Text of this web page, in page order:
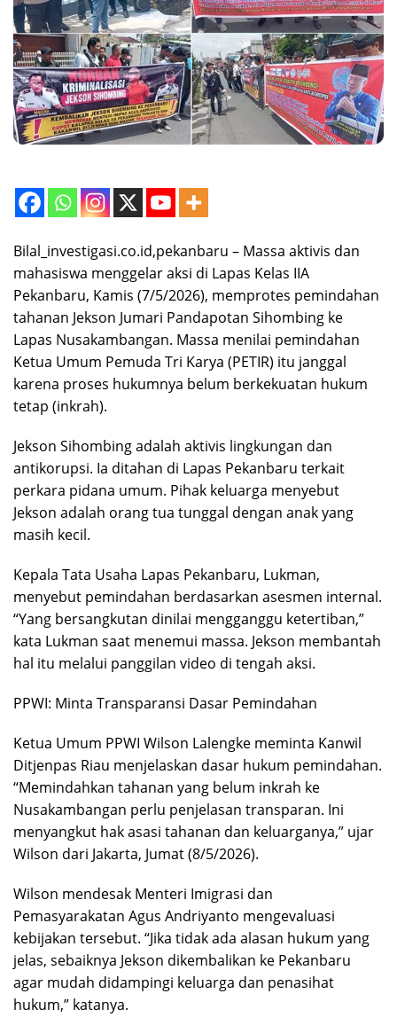
Bilal_investigasi.co.id,pekanbaru – Massa aktivis dan
mahasiswa menggelar aksi di Lapas Kelas IIA
Pekanbaru, Kamis (7/5/2026), memprotes pemindahan
tahanan Jekson Jumari Pandapotan Sihombing ke
Lapas Nusakambangan. Massa menilai pemindahan
Ketua Umum Pemuda Tri Karya (PETIR) itu janggal
karena proses hukumnya belum berkekuatan hukum
tetap (inkrah).
Jekson Sihombing adalah aktivis lingkungan dan
antikorupsi. Ia ditahan di Lapas Pekanbaru terkait
perkara pidana umum. Pihak keluarga menyebut
Jekson adalah orang tua tunggal dengan anak yang
masih kecil.
Kepala Tata Usaha Lapas Pekanbaru, Lukman,
menyebut pemindahan berdasarkan asesmen internal.
“Yang bersangkutan dinilai mengganggu ketertiban,”
kata Lukman saat menemui massa. Jekson membantah
hal itu melalui panggilan video di tengah aksi.
PPWI: Minta Transparansi Dasar Pemindahan
Ketua Umum PPWI Wilson Lalengke meminta Kanwil
Ditjenpas Riau menjelaskan dasar hukum pemindahan.
“Memindahkan tahanan yang belum inkrah ke
Nusakambangan perlu penjelasan transparan. Ini
menyangkut hak asasi tahanan dan keluarganya,” ujar
Wilson dari Jakarta, Jumat (8/5/2026).
Wilson mendesak Menteri Imigrasi dan
Pemasyarakatan Agus Andriyanto mengevaluasi
kebijakan tersebut. “Jika tidak ada alasan hukum yang
jelas, sebaiknya Jekson dikembalikan ke Pekanbaru
agar mudah didampingi keluarga dan penasihat
hukum,” katanya.